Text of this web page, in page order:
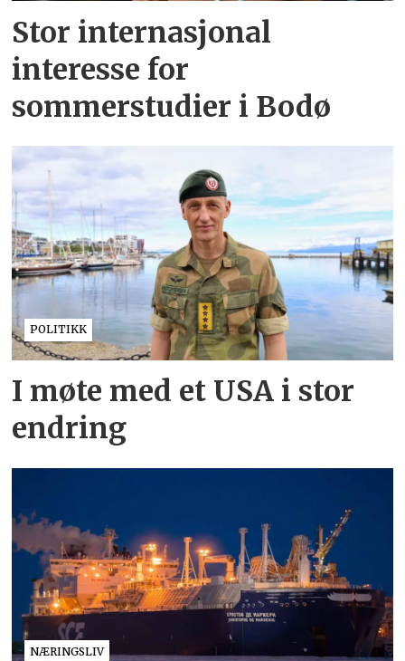
Stor internasjonal
interesse for
sommerstudier i Bodø
POLITIKK
I møte med et USA i stor
endring
NÆRINGSLIV